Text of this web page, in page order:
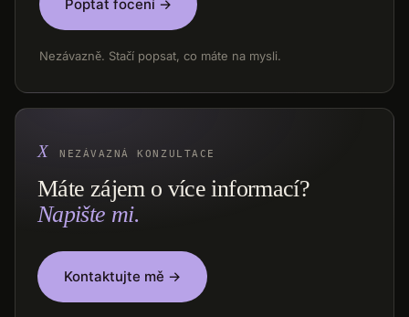
Poptat focení →
Nezávazně. Stačí popsat, co máte na mysli.
NEZÁVAZNÁ KONZULTACE
Máte zájem o více informací?
Napište mi.
Kontaktujte mě →